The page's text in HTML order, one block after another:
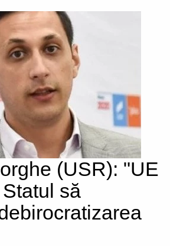
(USR): "UE
să